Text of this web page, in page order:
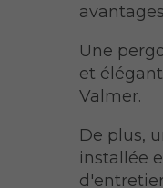
Une
et
Valmer.
De plus,
installée